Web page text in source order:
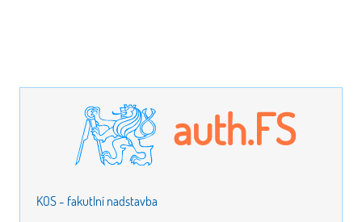
auth.FS
KOS - fakutlní nadstavba